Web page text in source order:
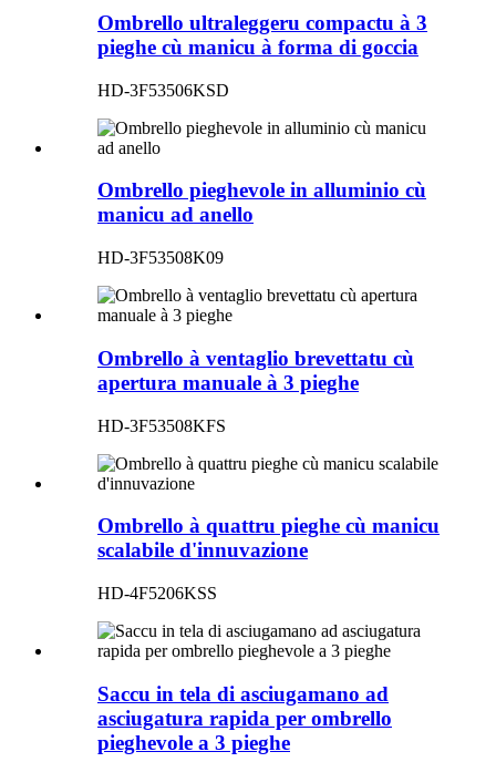
Ombrello ultraleggeru compactu à 3
pieghe cù manicu à forma di goccia
HD-3F53506KSD
Ombrello pieghevole in alluminio cù
manicu ad anello
HD-3F53508K09
Ombrello à ventaglio brevettatu cù
apertura manuale à 3 pieghe
HD-3F53508KFS
Ombrello à quattru pieghe cù manicu
scalabile d'innuvazione
HD-4F5206KSS
Saccu in tela di asciugamano ad
asciugatura rapida per ombrello
pieghevole a 3 pieghe